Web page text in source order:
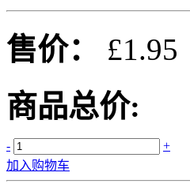
售价：
£1.95
商品总价:
-
+
加入购物车